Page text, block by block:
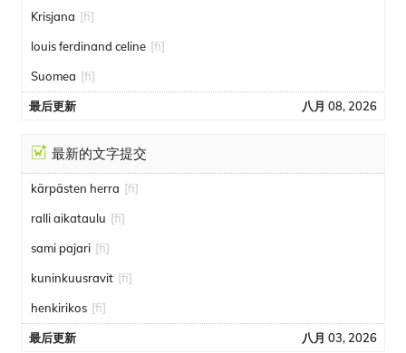
Krisjana [fi]
louis ferdinand celine [fi]
Suomea [fi]
最后更新 八月 08, 2026
最新的文字提交
kärpästen herra [fi]
ralli aikataulu [fi]
sami pajari [fi]
kuninkuusravit [fi]
henkirikos [fi]
最后更新 八月 03, 2026